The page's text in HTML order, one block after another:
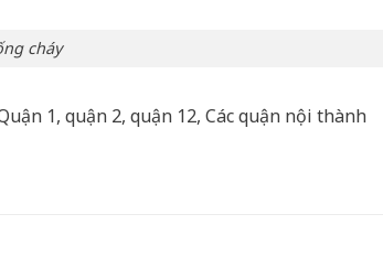
cháy
1, quận 2, quận 12, Các quận nội thành